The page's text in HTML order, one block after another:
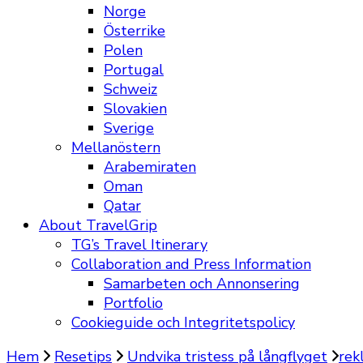
Norge
Österrike
Polen
Portugal
Schweiz
Slovakien
Sverige
Mellanöstern
Arabemiraten
Oman
Qatar
About TravelGrip
TG’s Travel Itinerary
Collaboration and Press Information
Samarbeten och Annonsering
Portfolio
Cookieguide och Integritetspolicy
Hem
Resetips Undvika tristess på långflyget